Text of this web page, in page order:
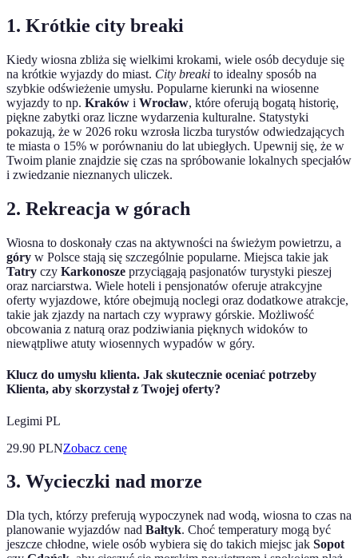
1. Krótkie city breaki
Kiedy wiosna zbliża się wielkimi krokami, wiele osób decyduje się
na krótkie wyjazdy do miast. City breaki to idealny sposób na
szybkie odświeżenie umysłu. Popularne kierunki na wiosenne
wyjazdy to np. Kraków i Wrocław, które oferują bogatą historię,
piękne zabytki oraz liczne wydarzenia kulturalne. Statystyki
pokazują, że w 2026 roku wzrosła liczba turystów odwiedzających
te miasta o 15% w porównaniu do lat ubiegłych. Upewnij się, że w
Twoim planie znajdzie się czas na spróbowanie lokalnych specjałów
i zwiedzanie nieznanych uliczek.
2. Rekreacja w górach
Wiosna to doskonały czas na aktywności na świeżym powietrzu, a
góry w Polsce stają się szczególnie popularne. Miejsca takie jak
Tatry czy Karkonosze przyciągają pasjonatów turystyki pieszej
oraz narciarstwa. Wiele hoteli i pensjonatów oferuje atrakcyjne
oferty wyjazdowe, które obejmują noclegi oraz dodatkowe atrakcje,
takie jak zjazdy na nartach czy wyprawy górskie. Możliwość
obcowania z naturą oraz podziwiania pięknych widoków to
niewątpliwe atuty wiosennych wypadów w góry.
Klucz do umysłu klienta. Jak skutecznie oceniać potrzeby
Klienta, aby skorzystał z Twojej oferty?
Legimi PL
29.90 PLNZobacz cenę
3. Wycieczki nad morze
Dla tych, którzy preferują wypoczynek nad wodą, wiosna to czas na
planowanie wyjazdów nad Bałtyk. Choć temperatury mogą być
jeszcze chłodne, wiele osób wybiera się do takich miejsc jak Sopot